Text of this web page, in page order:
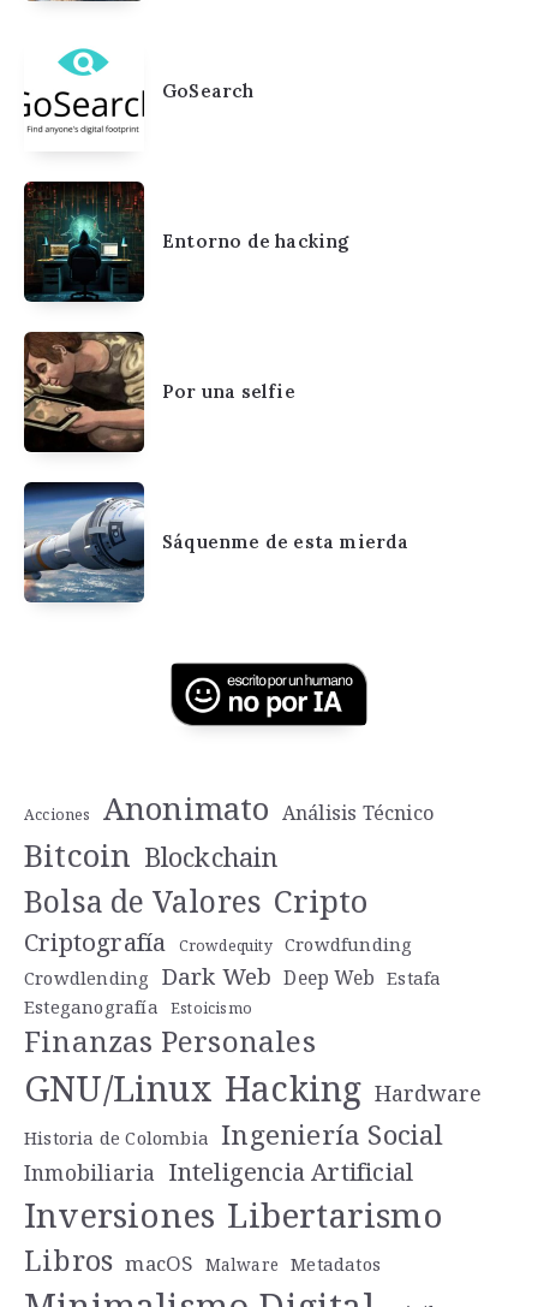
GoSearch
Entorno de hacking
Por una selfie
Sáquenme de esta mierda
Acciones Anonimato Análisis Técnico
Bitcoin Blockchain
Bolsa de Valores Cripto
Criptografía Crowdequity
Crowdfunding
Crowdlending Dark Web Deep Web Estafa
Esteganografía
Estoicismo
Finanzas Personales
GNU/Linux Hacking Hardware
Historia de Colombia Ingeniería Social
Inmobiliaria Inteligencia Artificial
Inversiones Libertarismo
Libros macOS Malware Metadatos